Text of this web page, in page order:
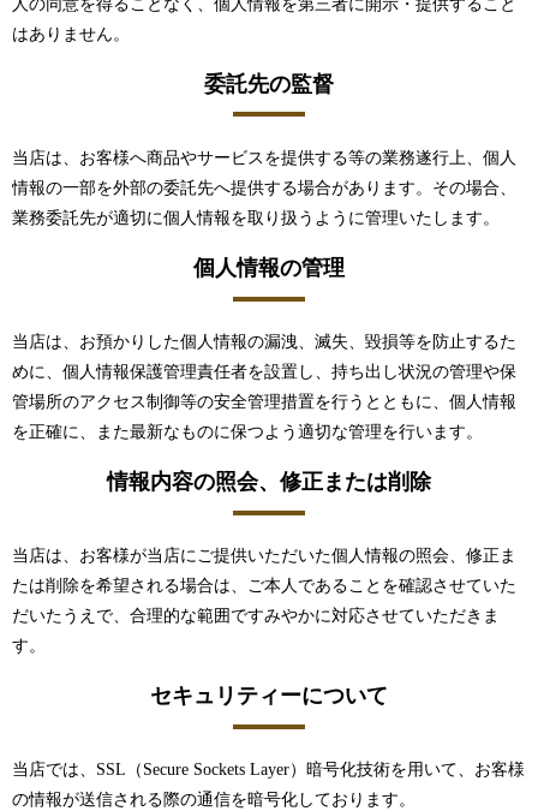
人の同意を得ることなく、個人情報を第三者に開示・提供すること
はありません。
委託先の監督
当店は、お客様へ商品やサービスを提供する等の業務遂行上、個人
情報の一部を外部の委託先へ提供する場合があります。その場合、
業務委託先が適切に個人情報を取り扱うように管理いたします。
個人情報の管理
当店は、お預かりした個人情報の漏洩、滅失、毀損等を防止するた
めに、個人情報保護管理責任者を設置し、持ち出し状況の管理や保
管場所のアクセス制御等の安全管理措置を行うとともに、個人情報
を正確に、また最新なものに保つよう適切な管理を行います。
情報内容の照会、修正または削除
当店は、お客様が当店にご提供いただいた個人情報の照会、修正ま
たは削除を希望される場合は、ご本人であることを確認させていた
だいたうえで、合理的な範囲ですみやかに対応させていただきま
す。
セキュリティーについて
当店では、SSL（Secure Sockets Layer）暗号化技術を用いて、お客様
の情報が送信される際の通信を暗号化しております。